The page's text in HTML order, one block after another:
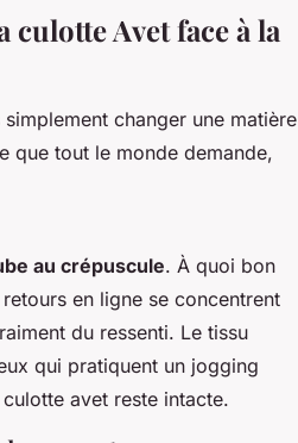
Avet face à la
changer une matière
que tout le monde demande,
au crépuscule. À quoi bon
en ligne se concentrent
du ressenti. Le tissu
qui pratiquent un jogging
avet reste intacte.